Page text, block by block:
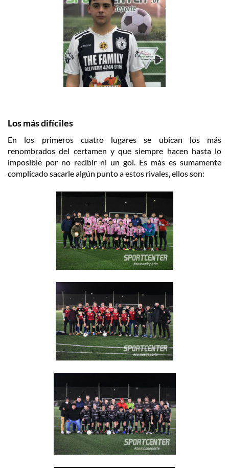
Los más difíciles
En los primeros cuatro lugares se ubican los más
renombrados del certamen y que siempre hacen hasta lo
imposible por no recibir ni un gol. Es más es sumamente
complicado sacarle algún punto a estos rivales, ellos son: